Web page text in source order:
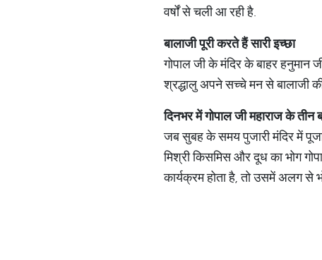
वर्षों से चली आ रही है.
बालाजीपूरीकरतेहैंसारीइच्छा
गोपाल जी के मंदिर के बाहर हनुमान
श्रद्धालु अपने सच्चे मन से बालाजी
दिनभरमेंगोपालजीमहाराजकेतीन
जब सुबह के समय पुजारी मंदिर में
मिश्री किसमिस और दूध का भोग
कार्यक्रम होता है, तो उसमें अलग से